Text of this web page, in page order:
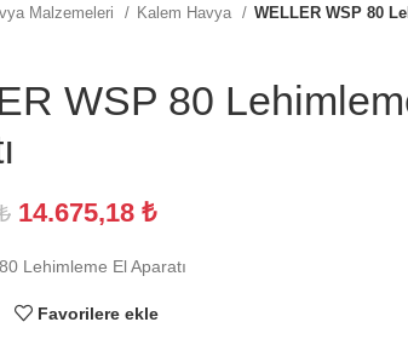
Malzemeleri Kalem Havya WELLER WSP 80
WSP 80
14.675,18 ₺
Lehimleme El Aparatı
Favorilere ekle